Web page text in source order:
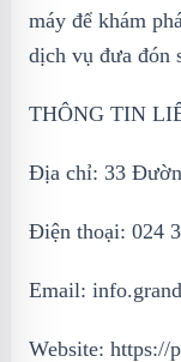
máy để khám
dịch vụ đưa đón
THÔNG TIN
Địa chỉ: 33
Điện thoại: 024
Email:
Website: https://